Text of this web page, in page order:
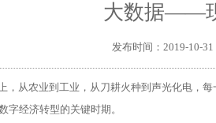
大数据——
发布时间：2019-10-
，从农业到工业，从刀耕火种到声光化电，
字经济转型的关键时期。